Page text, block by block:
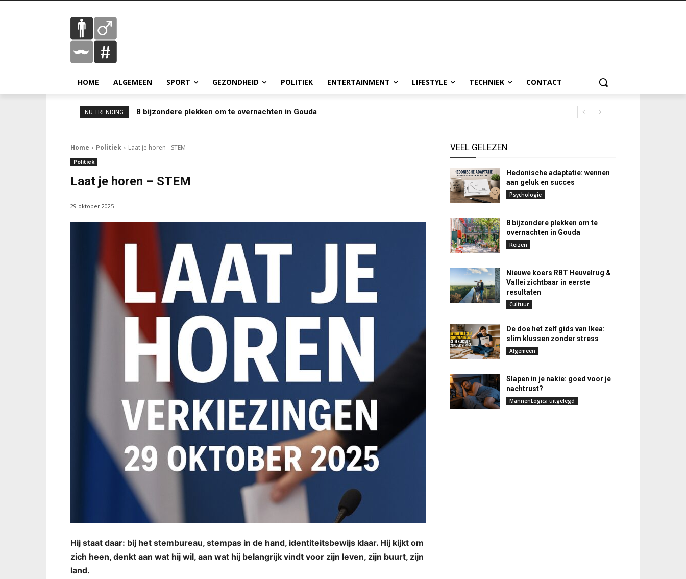
HOME ALGEMEEN SPORT GEZONDHEID POLITIEK ENTERTAINMENT LIFESTYLE TECHNIEK CONTACT
NU TRENDING 8 bijzondere plekken om te overnachten in Gouda
Home Politiek Laat je horen - STEM
Politiek
Laat je horen – STEM
29 oktober 2025
Hij staat daar: bij het stembureau, stempas in de hand, identiteitsbewijs klaar. Hij kijkt om
zich heen, denkt aan wat hij wil, aan wat hij belangrijk vindt voor zijn leven, zijn buurt, zijn
land.
VEEL GELEZEN
Hedonische adaptatie: wennen
aan geluk en succes
Psychologie
8 bijzondere plekken om te
overnachten in Gouda
Reizen
Nieuwe koers RBT Heuvelrug &
Vallei zichtbaar in eerste
resultaten
Cultuur
De doe het zelf gids van Ikea:
slim klussen zonder stress
Algemeen
Slapen in je nakie: goed voor je
nachtrust?
MannenLogica uitgelegd